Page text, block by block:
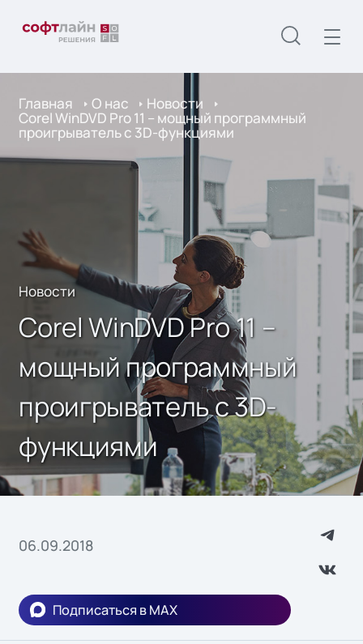
Главная О нас Новости
Corel WinDVD Pro 11 – мощный программный
проигрыватель с 3D-функциями
Новости
Corel WinDVD Pro 11 –
мощный программный
проигрыватель с 3D-
функциями
06.09.2018
Подписаться в MAX